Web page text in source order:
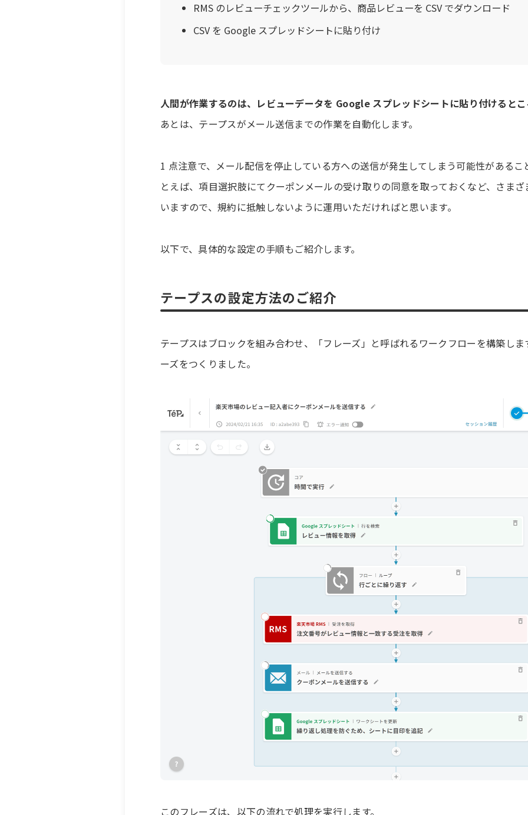
RMS のレビューチェックツールから、商品レビューを CSV でダウンロード
CSV を Google スプレッドシートに貼り付け
人間が作業するのは、レビューデータを Google スプレッドシートに貼り付けると
あとは、テープスがメール送信までの作業を自動化します。
1 点注意で、メール配信を停止している方への送信が発生してしまう可能性がある
とえば、項目選択肢にてクーポンメールの受け取りの同意を取っておくなど、さま
いますので、規約に抵触しないように運用いただければと思います。
以下で、具体的な設定の手順もご紹介します。
テープスの設定方法のご紹介
テープスはブロックを組み合わせ、「フレーズ」と呼ばれるワークフローを構築し
ーズをつくりました。
このフレーズは、以下の流れで処理を実行します。